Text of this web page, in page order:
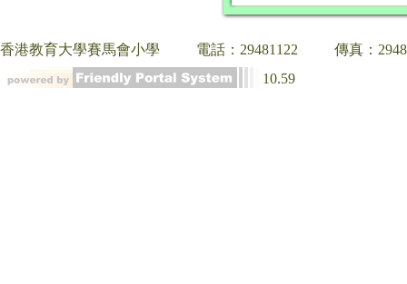
香港教育大學賽馬會小學 電話：29481122
傳真：
10.59